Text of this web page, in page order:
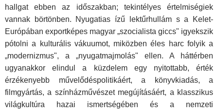
hallgat eb­ben az időszakban; tekintélyes értelmiségiek
vannak börtönben. Nyu­gatias ízű lektűrhullám s a Kelet-
Európában exportképes magyar „szocialista giccs" igyekszik
pótolni a kulturális vákuumot, miközben éles harc folyik a
„modernizmus", a „nyugatmajmolás" ellen. A hát­térben
ugyanakkor elindul a küzdelem egy nyitottabb, érték
érzékenyebb művelődéspolitikáért, a könyvkiadás, a
filmgyártás, a szín­házművészet megújításáért, a klasszikus
világkultúra hazai ismert­ségében és a nemzeti